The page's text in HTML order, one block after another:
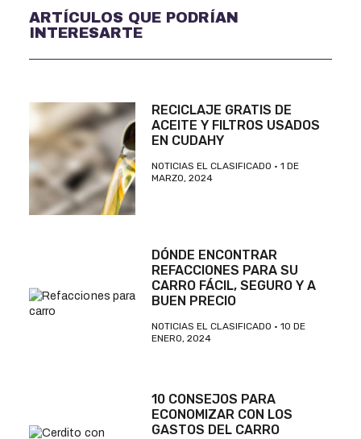
ARTÍCULOS QUE PODRÍAN
INTERESARTE
RECICLAJE GRATIS DE
ACEITE Y FILTROS USADOS
EN CUDAHY
NOTICIAS EL CLASIFICADO
1 DE
MARZO, 2024
DÓNDE ENCONTRAR
REFACCIONES PARA SU
CARRO FÁCIL, SEGURO Y A
BUEN PRECIO
NOTICIAS EL CLASIFICADO
10 DE
ENERO, 2024
10 CONSEJOS PARA
ECONOMIZAR CON LOS
GASTOS DEL CARRO